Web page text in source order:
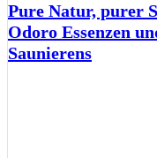
Pure Natur, purer
Odoro Essenzen
Saunierens